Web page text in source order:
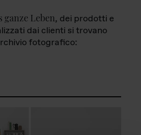
ganze Leben, dei prodotti e
dai clienti si trovano
fotografico: